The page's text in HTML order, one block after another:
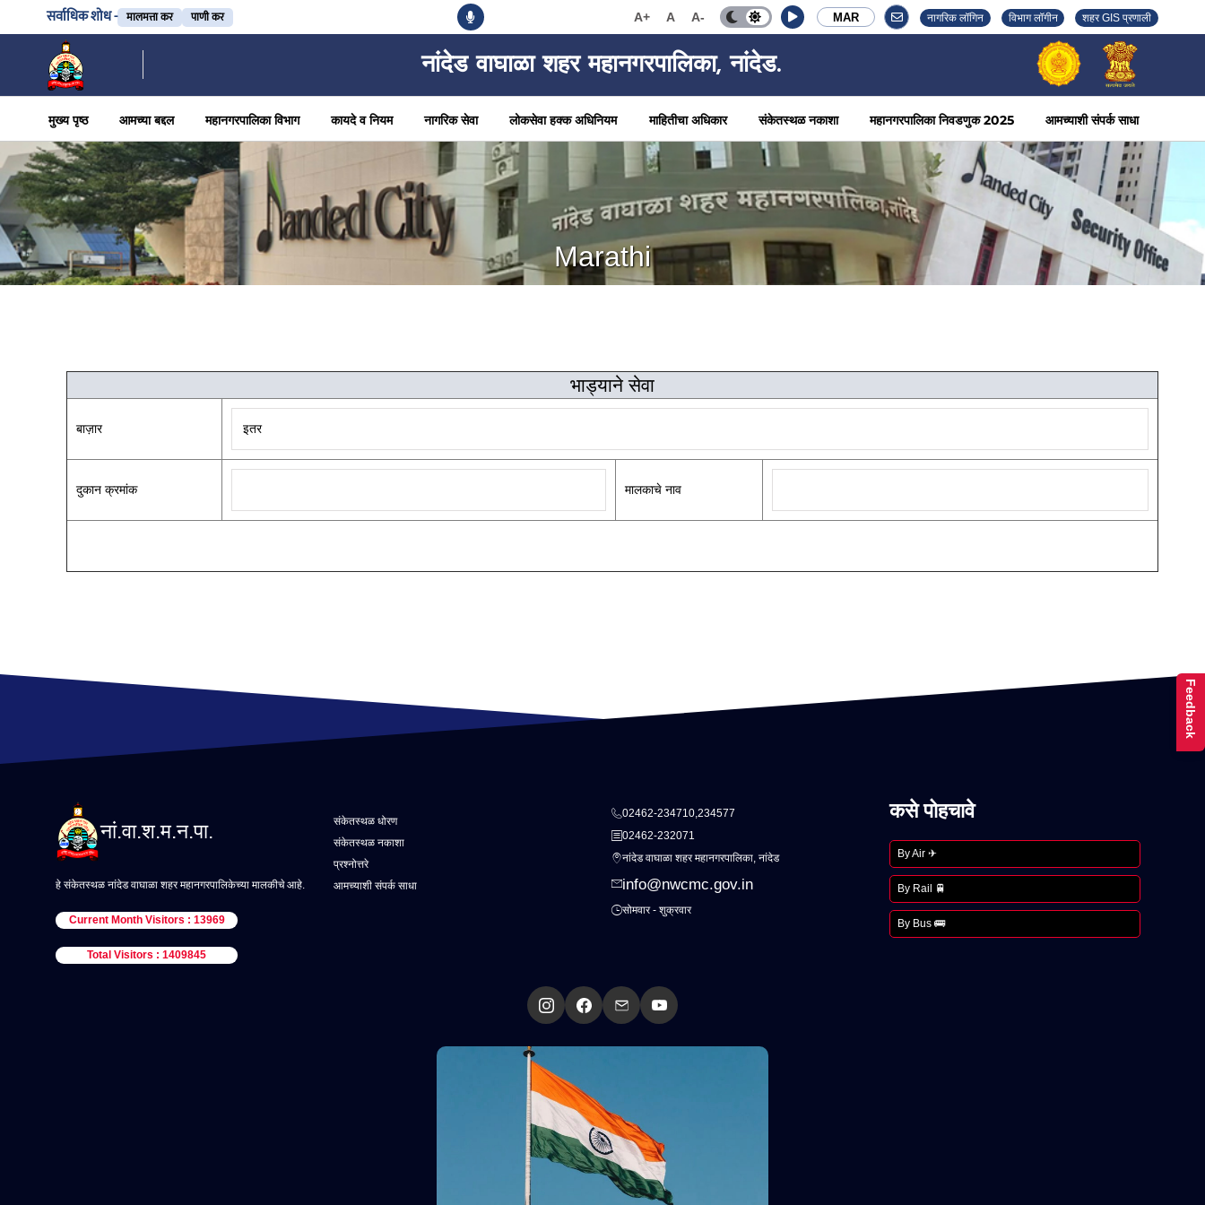
सर्वाधिक शोध - मालमत्ता कर पाणी कर A+ A A- MAR नागरिक लॉगिन विभाग लॉगीन शहर GIS प्रणाली
नांदेड वाघाळा शहर महानगरपालिका, नांदेड.
मुख्य पृष्ठ आमच्या बद्दल महानगरपालिका विभाग कायदे व नियम नागरिक सेवा लोकसेवा हक्क अधिनियम माहितीचा अधिकार संकेतस्थळ नकाशा महानगरपालिका निवडणुक 2025 आमच्याशी संपर्क साधा
Marathi
भाड्याने सेवा
बाज़ार
दुकान क्रमांक मालकाचे नाव
नां.वा.श.म.न.पा.
हे संकेतस्थळ नांदेड वाघाळा शहर महानगरपालिकेच्या मालकीचे आहे.
Current Month Visitors : 13969
Total Visitors : 1409845
संकेतस्थळ धोरण
संकेतस्थळ नकाशा
प्रश्नोत्तरे
आमच्याशी संपर्क साधा
02462-234710,234577
02462-232071
नांदेड वाघाळा शहर महानगरपालिका, नांदेड
info@nwcmc.gov.in
सोमवार - शुक्रवार
कसे पोहचावे
By Air ✈
By Rail 🚆
By Bus 🚌
Feedback